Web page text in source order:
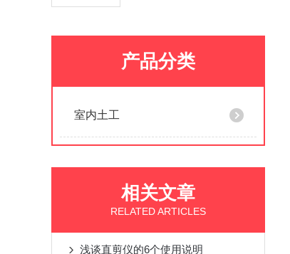
产品分类
室内土工
相关文章
RELATED ARTICLES
浅谈直剪仪的6个使用说明